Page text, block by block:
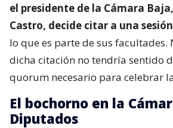
el presidente de la Cámara
Castro, decide citar a una
lo que es parte de sus facultades.
dicha citación no tendría sentido
quorum necesario para celebrar
El bochorno en la
Diputados